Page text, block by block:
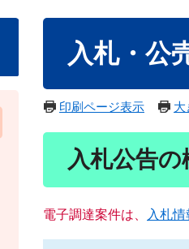
入札・公
印刷ページ表示 大
入札公告の
電子調達案件は、 入札